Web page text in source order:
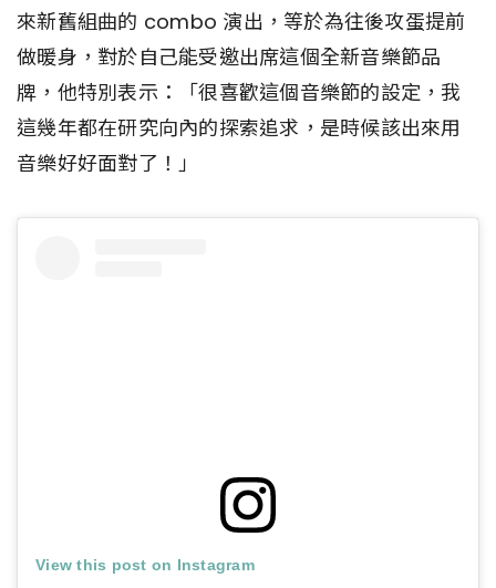
來新舊組曲的 combo 演出，等於為往後攻蛋提前
做暖身，對於自己能受邀出席這個全新音樂節品
牌，他特別表示：「很喜歡這個音樂節的設定，我
這幾年都在研究向內的探索追求，是時候該出來用
音樂好好面對了！」
View this post on Instagram